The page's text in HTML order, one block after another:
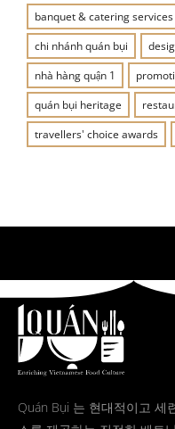
banquet & catering services
chi nhánh quán bụi
nhà hàng quận 1
quán bụi heritage
travellers' choice awards
Quán Bụi 는 현대적이고 세